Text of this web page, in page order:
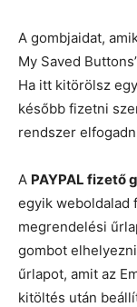
A gombjaidat,
My Saved
Ha itt kitörölsz
később fizetni
rendszer
A PAYPAL fizető
egyik weboldalad
megrendelési
gombot
űrlapot, amit az
kitöltés után